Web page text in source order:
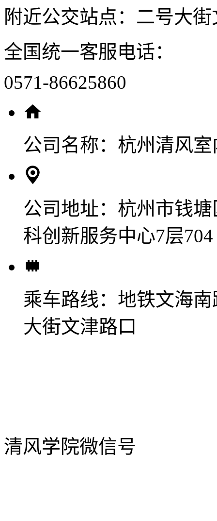
附近公交站点：二号大
全国统一客服电话：
0571-86625860
公司名称： 杭州清风
公司地址： 杭州市钱
科创新服务中心7层704
乘车路线： 地铁文海
大街文津路口
清风学院微信号